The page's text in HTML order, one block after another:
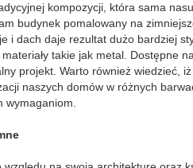
kompozycji, która sama
budynek pomalowany na
i dach daje rezultat dużo bardziej
materiały takie jak metal. Dostępne
projekt. Warto również wiedzieć,
naszych domów w różnych
wymaganiom.